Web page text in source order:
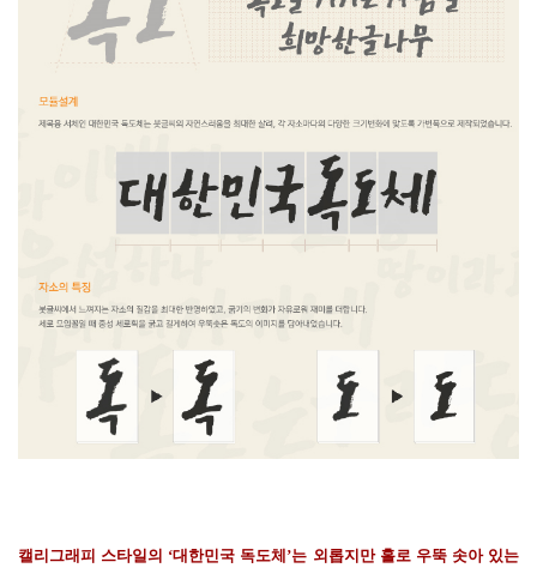
캘리그래피 스타일의 ‘대한민국 독도체’는 외롭지만 홀로 우뚝 솟아 있는